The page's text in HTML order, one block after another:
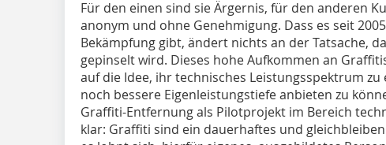
Für den einen sind sie Ärgernis, für den anderen
anonym und ohne Genehmigung. Dass es seit
Bekämpfung gibt, ändert nichts an der Tatsache,
gepinselt wird. Dieses hohe Aufkommen an
auf die Idee, ihr technisches Leistungsspektrum
noch bessere Eigenleistungstiefe anbieten zu
Graffiti-Entfernung als Pilotprojekt im Bereich
klar: Graffiti sind ein dauerhaftes und